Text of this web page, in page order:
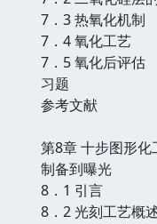
7．3 热氧化机制
7．4 氧化工艺
7．5 氧化后评估
习题
参考文献
第8章 十步图形
制备到曝光
8．1 引言
8．2 光刻工艺概